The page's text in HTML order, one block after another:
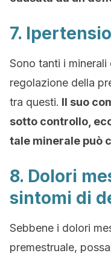
7.
Sono tanti i
regolazione della
tra questi. Il suo
sotto controllo,
tale minerale può
8. Dolori
sintomi di
Sebbene i dolori
premestruale,